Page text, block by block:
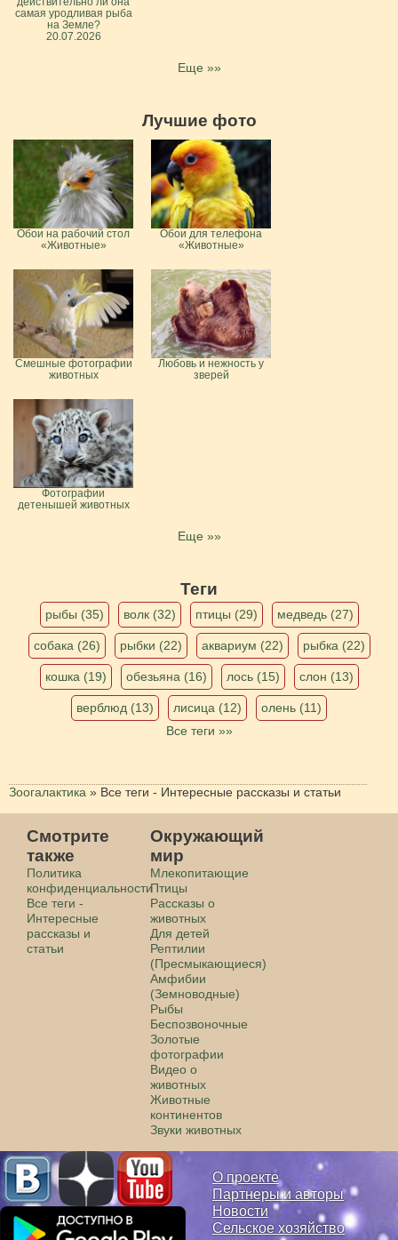
самая уродливая рыба
на Земле?
20.07.2026
Еще »»
Лучшие фото
Обои на рабочий стол
«Животные»
Обои для телефона
«Животные»
Смешные фотографии
животных
Любовь и нежность у
зверей
Фотографии
детенышей животных
Еще »»
Теги
рыбы (35) волк (32) птицы (29) медведь (27)
собака (26) рыбки (22) аквариум (22) рыбка (22)
кошка (19) обезьяна (16) лось (15) слон (13)
верблюд (13) лисица (12)
олень (11)
Все теги »»
Зоогалактика » Все теги - Интересные рассказы и статьи
Смотрите
также
Политика
конфиденциальности
Все теги -
Интересные
рассказы и
статьи
Окружающий
мир
Млекопитающие
Птицы
Рассказы о
животных
Для детей
Рептилии
(Пресмыкающиеся)
Амфибии
(Земноводные)
Рыбы
Беспозвоночные
Золотые
фотографии
Видео о
животных
Животные
континентов
Звуки животных
О проекте
Партнеры и авторы
Новости
Сельское хозяйство